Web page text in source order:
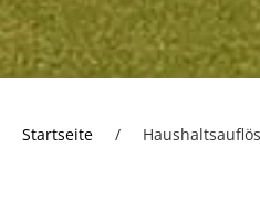
Startseite /